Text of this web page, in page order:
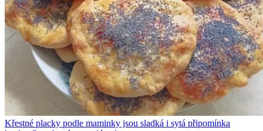
Křestné placky podle maminky jsou sladká i sytá připomínka